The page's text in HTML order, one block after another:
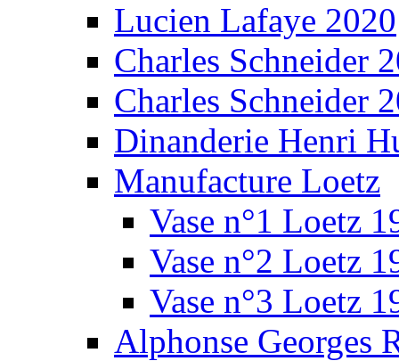
Lucien Lafaye 2020
Charles Schneider
Charles Schneider
Dinanderie Henri
Manufacture Loetz
Vase n°1 Loetz
Vase n°2 Loetz
Vase n°3 Loetz
Alphonse Georges